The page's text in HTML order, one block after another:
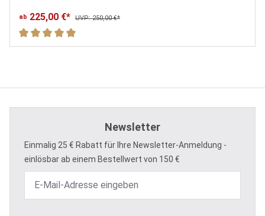
ab 225,00 €* UVP: 250,00 €*
Durchschnittliche Bewertung von 5 von 5 Sternen
Newsletter
Einmalig 25 € Rabatt für Ihre Newsletter-Anmeldung -
einlösbar ab einem Bestellwert von 150 €